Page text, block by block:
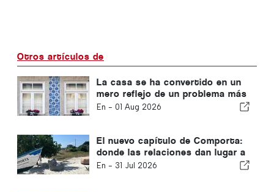
Otros artículos de
La casa se ha convertido en un
mero reflejo de un problema más
amplio en Portugal
En - 01 Aug 2026
El nuevo capítulo de Comporta:
donde las relaciones dan lugar a
oportunidades extraordinarias
En - 31 Jul 2026